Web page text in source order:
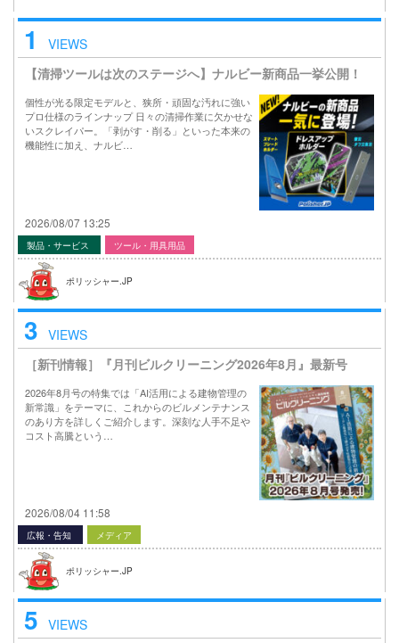
1
VIEWS
【清掃ツールは次のステージへ】ナルビー新商品一挙公開！
個性が光る限定モデルと、狭所・頑固な汚れに強い
プロ仕様のラインナップ 日々の清掃作業に欠かせな
いスクレイパー。「剥がす・削る」といった本来の
機能性に加え、ナルビ…
2026/08/07 13:25
製品・サービス ツール・用具用品
ポリッシャー.JP
3 VIEWS
［新刊情報］『月刊ビルクリーニング2026年8月』最新号
2026年8月号の特集では「AI活用による建物管理の
新常識」をテーマに、これからのビルメンテナンス
のあり方を詳しくご紹介します。深刻な人手不足や
コスト高騰という…
2026/08/04 11:58
広報・告知 メディア
ポリッシャー.JP
5 VIEWS